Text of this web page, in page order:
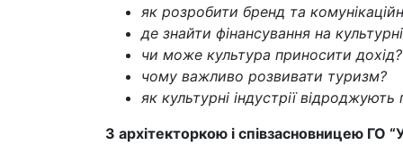
як розробити бренд та
де знайти фінансування на
чи може культура приносити дохід?
чому важливо розвивати туризм?
як культурні індустрії
З архітекторкою і співзасновницею ГО